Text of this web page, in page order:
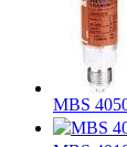
MBS